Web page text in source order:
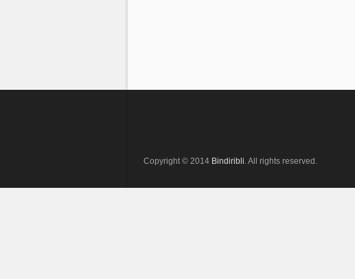
Copyright © 2014 Bindiribli. All rights reserved.